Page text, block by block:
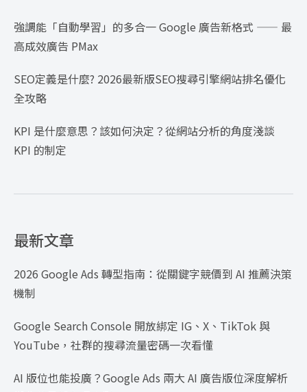
強調能「自動學習」的多合一 Google 廣告新格式 —— 最
高成效廣告 PMax
SEO定義是什麼? 2026最新版SEO搜尋引擎網站排名優化
全攻略
KPI 是什麼意思？該如何決定？從網站分析的角度淺談
KPI 的制定
最新文章
2026 Google Ads 轉型指南：從關鍵字競價到 AI 推薦決策
機制
Google Search Console 開放綁定 IG、X、TikTok 與
YouTube，社群的搜尋流量密碼一次看懂
AI 版位也能投廣？Google Ads 兩大 AI 廣告版位深度解析